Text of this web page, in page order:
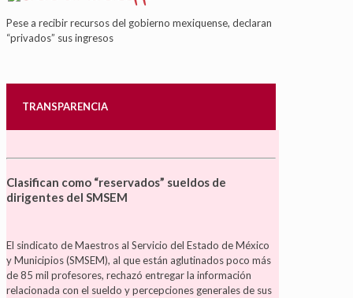
Pese a recibir recursos del gobierno mexiquense, declaran
“privados” sus ingresos
TRANSPARENCIA
Clasifican como “reservados” sueldos de
dirigentes del SMSEM
El sindicato de Maestros al Servicio del Estado de México
y Municipios (SMSEM), al que están aglutinados poco más
de 85 mil profesores, rechazó entregar la información
relacionada con el sueldo y percepciones generales de sus